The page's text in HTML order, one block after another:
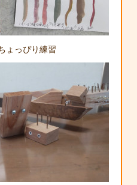
ょっぴり練習